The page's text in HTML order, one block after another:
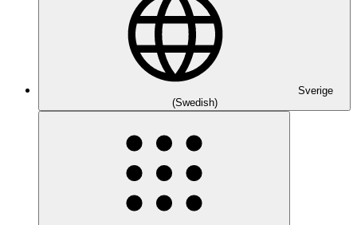
Sverige
(Swedish)